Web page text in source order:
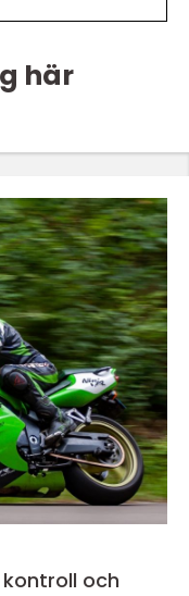
här
och